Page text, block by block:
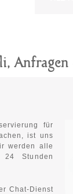
Anfragen
für
ist uns
werden alle
24 Stunden
Chat-Dienst